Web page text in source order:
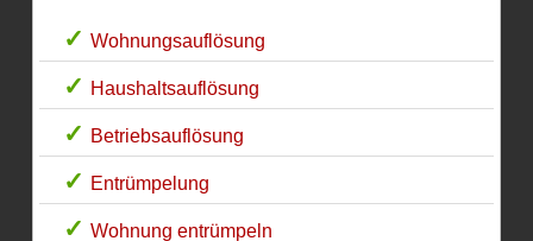
Wohnungsauflösung
Haushaltsauflösung
Betriebsauflösung
Entrümpelung
Wohnung entrümpeln